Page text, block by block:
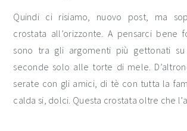
Quindi ci risiamo, nuovo post, ma
crostata all’orizzonte. A pensarci bene
sono tra gli argomenti più gettonati su
seconde solo alle torte di mele.
serate con gli amici, di tè con tutta la
calda si, dolci. Questa crostata oltre che